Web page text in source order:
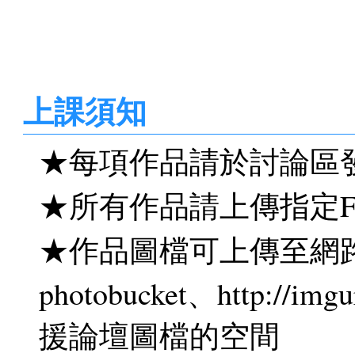
上課須知
★每項作品請於討論區
★所有作品請上傳指定
★作品圖檔可上傳至網
photobucket、http://
援論壇圖檔的空間